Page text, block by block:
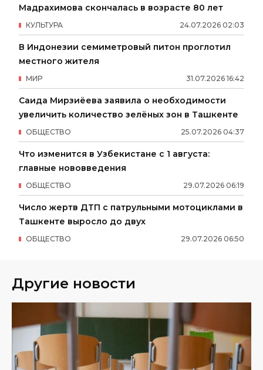
Мадрахимова скончалась в возрасте 80 лет
24.07.2026 02:03
КУЛЬТУРА
В Индонезии семиметровый питон проглотил
местного жителя
31.07.2026 16:42
МИР
Саида Мирзиёева заявила о необходимости
увеличить количество зелёных зон в Ташкенте
25.07.2026 04:37
ОБЩЕСТВО
Что изменится в Узбекистане с 1 августа:
главные нововведения
29.07.2026 06:19
ОБЩЕСТВО
Число жертв ДТП с патрульными мотоциклами в
Ташкенте выросло до двух
29.07.2026 06:50
ОБЩЕСТВО
Другие новости